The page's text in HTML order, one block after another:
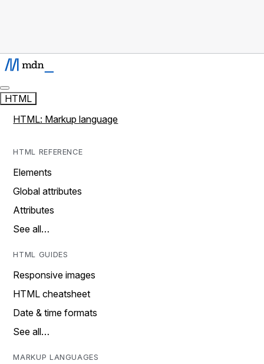
HTML
HTML: Markup language
HTML REFERENCE
Elements
Global attributes
Attributes
See all…
HTML GUIDES
Responsive images
HTML cheatsheet
Date & time formats
See all…
MARKUP LANGUAGES